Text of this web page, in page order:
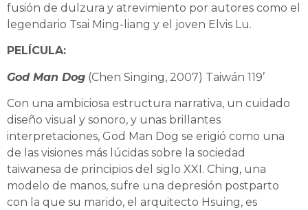
fusión de dulzura y atrevimiento por autores como el
legendario Tsai Ming-liang y el joven Elvis Lu.
PELÍCULA:
God Man Dog (Chen Singing, 2007) Taiwán 119’
Con una ambiciosa estructura narrativa, un cuidado
diseño visual y sonoro, y unas brillantes
interpretaciones, God Man Dog se erigió como una
de las visiones más lúcidas sobre la sociedad
taiwanesa de principios del siglo XXI. Ching, una
modelo de manos, sufre una depresión postparto
con la que su marido, el arquitecto Hsuing, es